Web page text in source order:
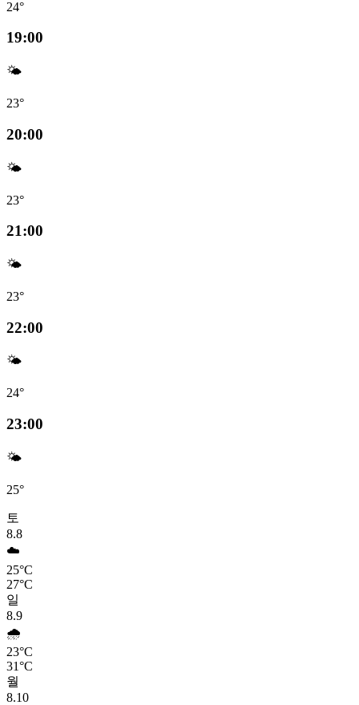
24°
19:00
🌤️
23°
20:00
🌤️
23°
21:00
🌤️
23°
22:00
🌤️
24°
23:00
🌤️
25°
토
8.8
☁️
25°C
27°C
일
8.9
🌧️
23°C
31°C
월
8.10